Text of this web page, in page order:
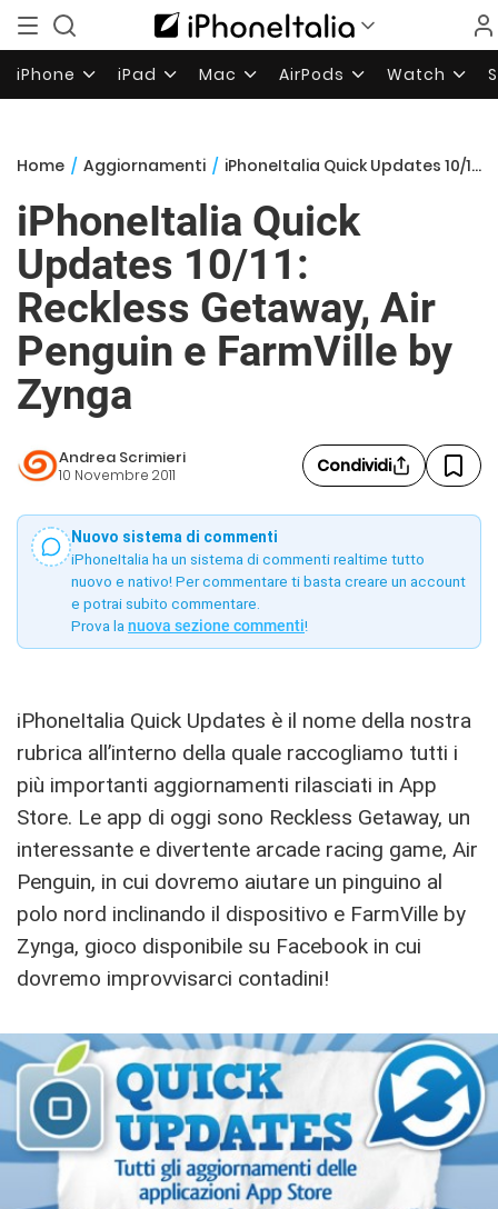
iPhone iPad Mac AirPods Watch
Home / Aggiornamenti / iPhoneItalia Quick Updates 10/11: Reckless Getaway, Air Penguin e FarmVille by Zynga
iPhoneItalia Quick
Updates 10/11:
Reckless Getaway, Air
Penguin e FarmVille by
Zynga
Andrea Scrimieri
10 Novembre 2011 Condividi
Nuovo sistema di commenti
iPhoneItalia ha un sistema di commenti realtime tutto
nuovo e nativo! Per commentare ti basta creare un account
e potrai subito commentare.
Prova la nuova sezione commenti!
iPhoneItalia Quick Updates è il nome della nostra
rubrica all’interno della quale raccogliamo tutti i
più importanti aggiornamenti rilasciati in App
Store. Le app di oggi sono Reckless Getaway, un
interessante e divertente arcade racing game, Air
Penguin, in cui dovremo aiutare un pinguino al
polo nord inclinando il dispositivo e FarmVille by
Zynga, gioco disponibile su Facebook in cui
dovremo improvvisarci contadini!